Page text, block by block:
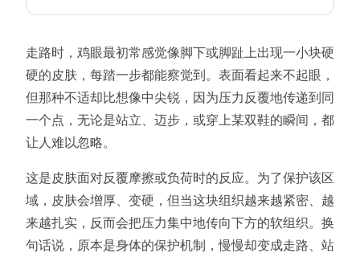
走路时，鸡眼最初常感觉像脚下或脚趾上出现一小块硬
硬的皮肤，每踏一步都能察觉到。表面看起来不起眼，
但那种不适却比想像中尖锐，因为压力反覆地传递到同
一个点，无论是站立、迈步，或穿上某双鞋的瞬间，都
让人难以忽略。
这是皮肤面对反覆摩擦或负荷时的反应。为了保护该区
域，皮肤会增厚、变硬，但当这块组织越来越紧密、越
来越扎实，反而会把压力集中地传向下方的软组织。换
句话说，原本是身体的保护机制，慢慢却变成走路、站